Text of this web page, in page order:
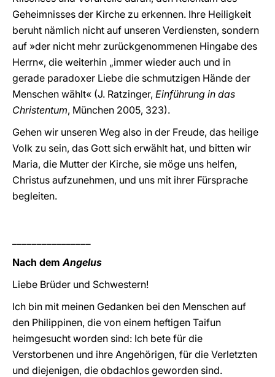
Geheimnisses der Kirche zu erkennen. Ihre Heiligkeit
beruht nämlich nicht auf unseren Verdiensten, sondern
auf »der nicht mehr zurückgenommenen Hingabe des
Herrn«, die weiterhin „immer wieder auch und in
gerade paradoxer Liebe die schmutzigen Hände der
Menschen wählt« (J. Ratzinger, Einführung in das
Christentum, München 2005, 323).
Gehen wir unseren Weg also in der Freude, das heilige
Volk zu sein, das Gott sich erwählt hat, und bitten wir
Maria, die Mutter der Kirche, sie möge uns helfen,
Christus aufzunehmen, und uns mit ihrer Fürsprache
begleiten.
Nach demAngelus
Liebe Brüder und Schwestern!
Ich bin mit meinen Gedanken bei den Menschen auf
den Philippinen, die von einem heftigen Taifun
heimgesucht worden sind: Ich bete für die
Verstorbenen und ihre Angehörigen, für die Verletzten
und diejenigen, die obdachlos geworden sind.